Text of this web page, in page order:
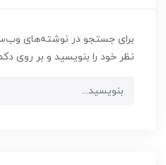
برای جستجو در نوشته‌های
نظر خود را بنویسید و بر روی